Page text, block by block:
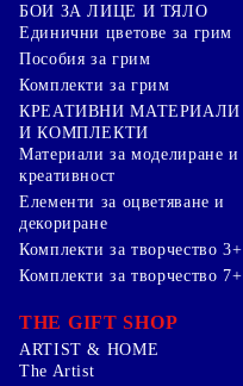
БОИ ЗА ЛИЦЕ И ТЯЛО
Единични цветове за грим
Пособия за грим
Комплекти за грим
КРЕАТИВНИ МАТЕРИАЛИ
И КОМПЛЕКТИ
Mатериали за моделиране и
креативност
Елементи за оцветяване и
декориране
Комплекти за творчество 3+
Комплекти за творчество 7+
THE GIFT SHOP
ARTIST & HOME
The Artist